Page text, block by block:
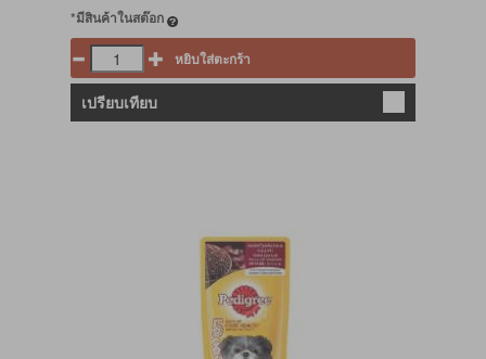
*มีสินค้าในสต๊อก
หยิบใส่ตะกร้า
เปรียบเทียบ